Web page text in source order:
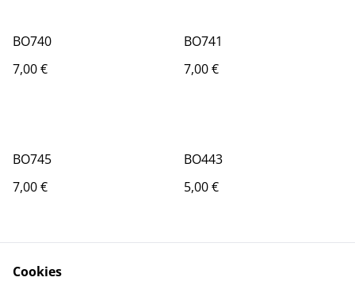
BO740
7,00 €
BO741
7,00 €
BO745
7,00 €
BO443
5,00 €
Cookies